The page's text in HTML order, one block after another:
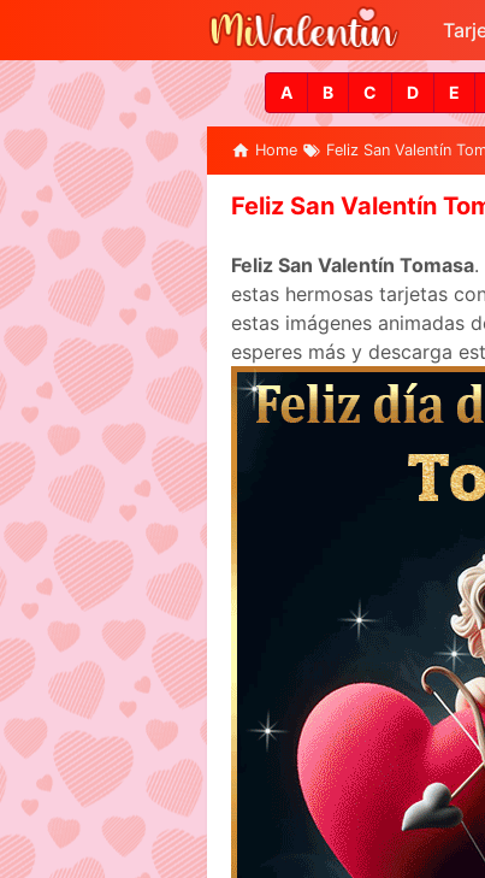
A B C D E
Home Feliz San Valentín
Feliz San Valentín
Feliz San Valentín Tomasa.
estas hermosas tarjetas
estas imágenes animadas
esperes más y descarga